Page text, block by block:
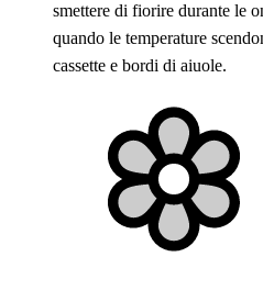
smettere di fiorire durante le
quando le temperature
cassette e bordi di aiuole.